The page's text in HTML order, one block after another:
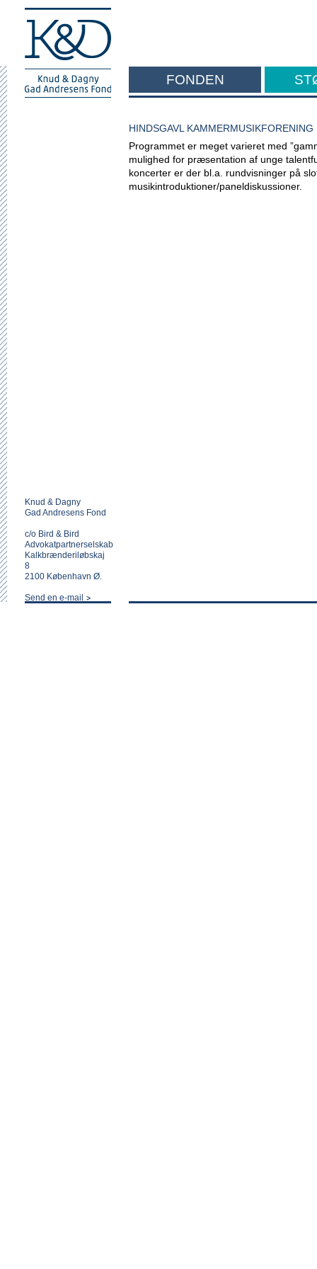
FONDEN
HINDSGAVL KAMMERMUSIKFORENING
Programmet er meget varieret med
mulighed for præsentation af unge
koncerter er der bl.a. rundvisninger på
musikintroduktioner/paneldiskussioner.
Knud & Dagny
Gad Andresens Fond
c/o Bird & Bird
Advokatpartnerselskab
Kalkbrænderiløbskaj
8
2100 København Ø.
Send en e-mail